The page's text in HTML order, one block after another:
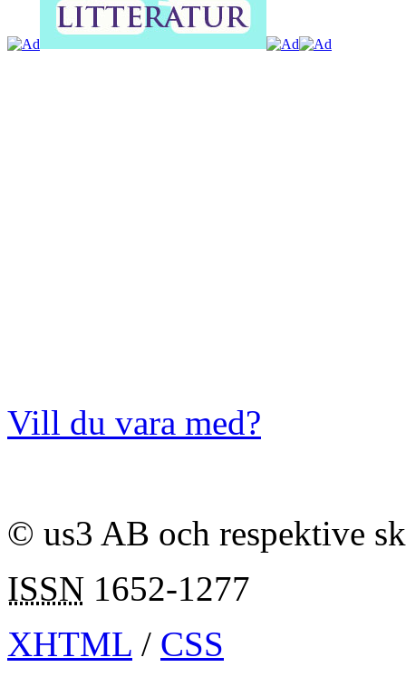
Vill du vara med?
© us3 AB och respektive
ISSN 1652-1277
XHTML / CSS